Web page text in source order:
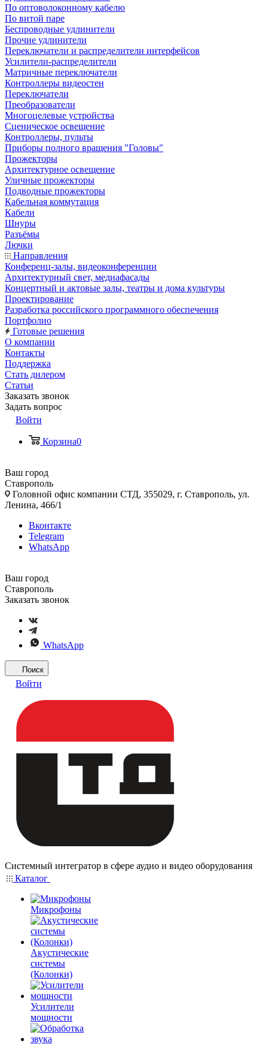
По оптоволоконному кабелю
По витой паре
Беспроводные удлинители
Прочие удлинители
Переключатели и распределители интерфейсов
Усилители-распределители
Матричные переключатели
Контроллеры видеостен
Переключатели
Преобразователи
Многоцелевые устройства
Сценическое освещение
Контроллеры, пульты
Приборы полного вращения "Головы"
Прожекторы
Архитектурное освещение
Уличные прожекторы
Подводные прожекторы
Кабельная коммутация
Кабели
Шнуры
Разъёмы
Лючки
Направления
Конференц-залы, видеоконференции
Архитектурный свет, медиафасады
Концертный и актовые залы, театры и дома культуры
Проектирование
Разработка российского программного обеспечения
Портфолио
Готовые решения
О компании
Контакты
Поддержка
Стать дилером
Статьи
Заказать звонок
Задать вопрос
Войти
Корзина0
Ваш город
Ставрополь
Головной офис компании СТД, 355029, г. Ставрополь, ул.
Ленина, 466/1
Вконтакте
Telegram
WhatsApp
Ваш город
Ставрополь
Заказать звонок
WhatsApp
Поиск
Войти
Системный интегратор в сфере аудио и видео оборудования
Каталог
Микрофоны
Акустические
системы
(Колонки)
Усилители
мощности